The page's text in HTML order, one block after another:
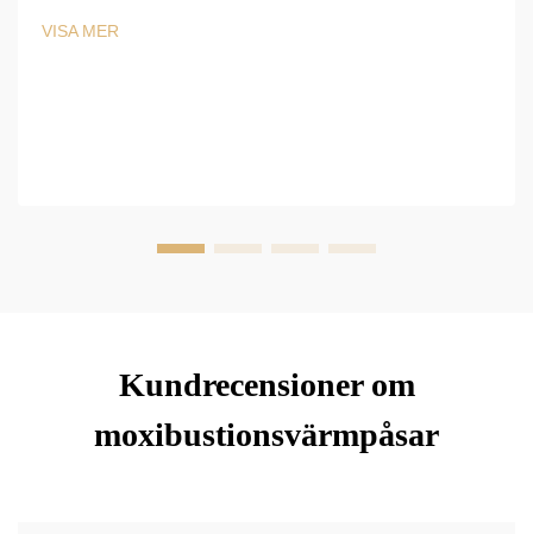
VISA MER
Kundrecensioner om
moxibustionsvärmpåsar